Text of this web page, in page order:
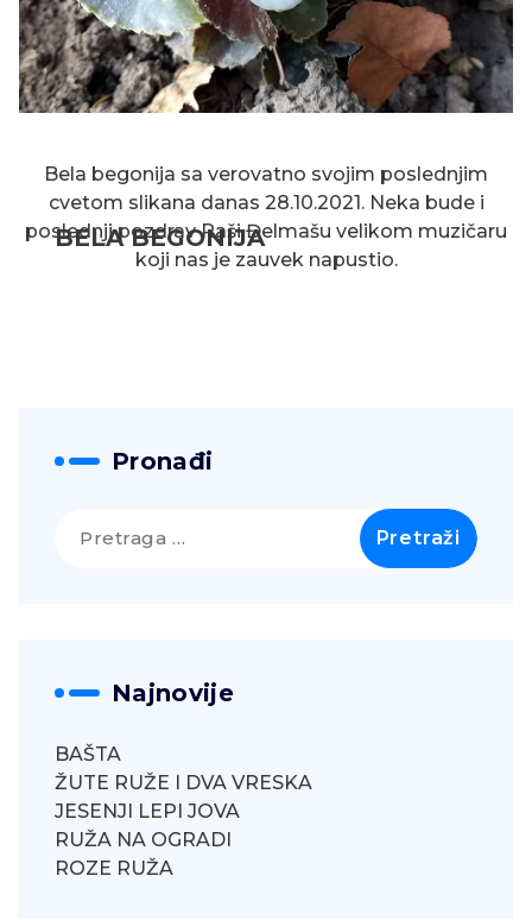
BELA BEGONIJA
Bela begonija sa verovatno svojim poslednjim
cvetom slikana danas 28.10.2021. Neka bude i
poslednji pozdrav Raši Đelmašu velikom muzičaru
koji nas je zauvek napustio.
Pronađi
Najnovije
BAŠTA
ŽUTE RUŽE I DVA VRESKA
JESENJI LEPI JOVA
RUŽA NA OGRADI
ROZE RUŽA